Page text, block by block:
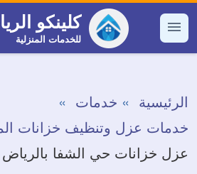
التجاوز
إلى القائمة
كلينكو
للخدمات المنزلية
الرئيسية
خدمات
خدمات عزل وتنظيف خزانات
عزل خزانات حي الشفا بالرياض